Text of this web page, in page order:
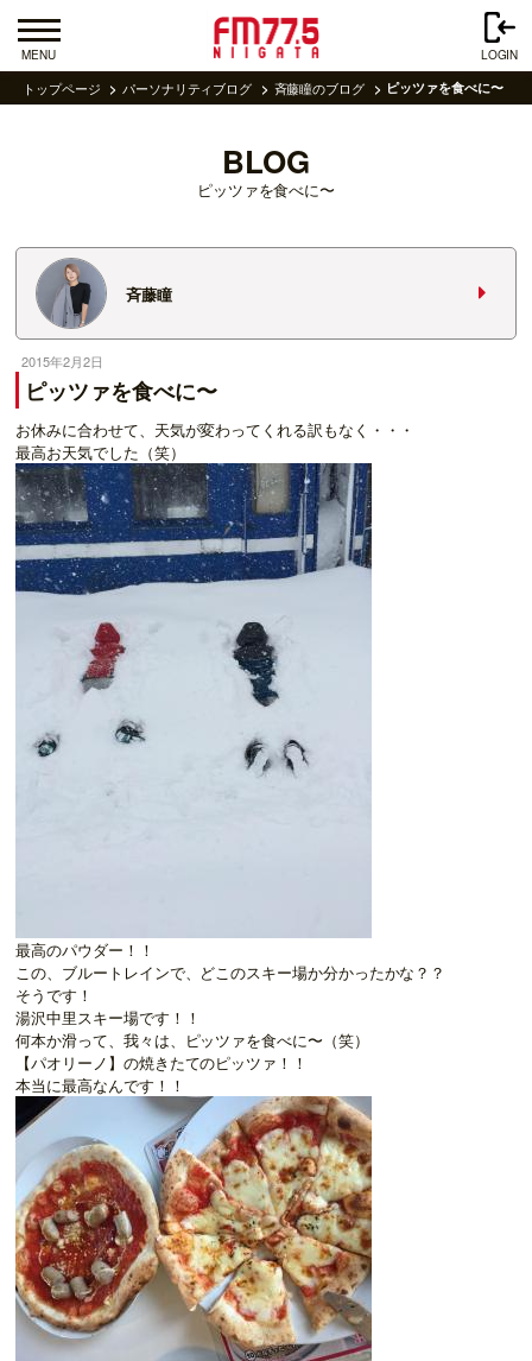
MENU LOGIN
トップページ パーソナリティブログ 斉藤瞳のブログ ピッツァを食べに〜
BLOG
ピッツァを食べに〜
斉藤瞳
2015年2月2日
ピッツァを食べに〜
お休みに合わせて、天気が変わってくれる訳もなく・・・
最高お天気でした（笑）
最高のパウダー！！
この、ブルートレインで、どこのスキー場か分かったかな？？
そうです！
湯沢中里スキー場です！！
何本か滑って、我々は、ピッツァを食べに〜（笑）
【パオリーノ】の焼きたてのピッツァ！！
本当に最高なんです！！